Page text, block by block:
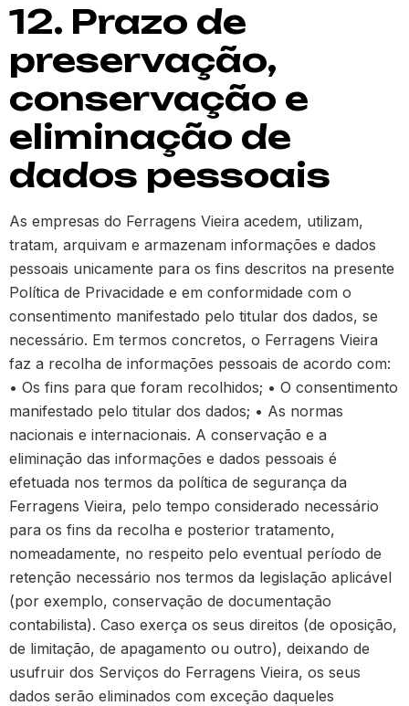
12. Prazo de
preservação,
conservação e
eliminação de
dados pessoais
As empresas do Ferragens Vieira acedem, utilizam,
tratam, arquivam e armazenam informações e dados
pessoais unicamente para os fins descritos na presente
Política de Privacidade e em conformidade com o
consentimento manifestado pelo titular dos dados, se
necessário. Em termos concretos, o Ferragens Vieira
faz a recolha de informações pessoais de acordo com:
• Os fins para que foram recolhidos; • O consentimento
manifestado pelo titular dos dados; • As normas
nacionais e internacionais. A conservação e a
eliminação das informações e dados pessoais é
efetuada nos termos da política de segurança da
Ferragens Vieira, pelo tempo considerado necessário
para os fins da recolha e posterior tratamento,
nomeadamente, no respeito pelo eventual período de
retenção necessário nos termos da legislação aplicável
(por exemplo, conservação de documentação
contabilista). Caso exerça os seus direitos (de oposição,
de limitação, de apagamento ou outro), deixando de
usufruir dos Serviços do Ferragens Vieira, os seus
dados serão eliminados com exceção daqueles